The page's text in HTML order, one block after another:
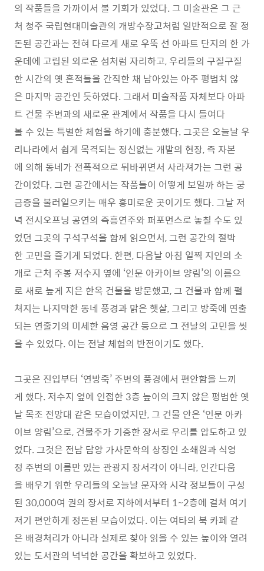
의 작품들을 가까이서 볼 기회가 있었다. 그 미술관은 그 근
처 청주 국립현대미술관의 개방수장고처럼 일반적으로 잘 정
돈된 공간과는 전혀 다르게 새로 우뚝 선 아파트 단지의 한 가
운데에 고립된 외로운 섬처럼 자리하고, 우리들의 구질구질
한 시간의 옛 흔적들을 간직한 채 남아있는 아주 평범치 않
은 마지막 공간인 듯하였다. 그래서 미술작품 자체보다 아파
트 건물 주변과의 새로운 관계에서 작품을 다시 들여다
볼 수 있는 특별한 체험을 하기에 충분했다. 그곳은 오늘날 우
리나라에서 쉽게 목격되는 정신없는 개발의 현장, 즉 자본
에 의해 동네가 전폭적으로 뒤바뀌면서 사라져가는 그런 공
간이었다. 그런 공간에서는 작품들이 어떻게 보일까 하는 궁
금증을 불러일으키는 매우 흥미로운 곳이기도 했다. 그날 저
녁 전시오프닝 공연의 즉흥연주와 퍼포먼스로 놓칠 수도 있
었던 그곳의 구석구석을 함께 읽으면서, 그런 공간의 절박
한 고민을 즐기게 되었다. 한편, 다음날 아침 일찍 지인의 소
개로 근처 주봉 저수지 옆에 ‘인문 아카이브 양림’의 이름으
로 새로 높게 지은 한옥 건물을 방문했고, 그 건물과 함께 펼
쳐지는 나지막한 동네 풍경과 맑은 햇살, 그리고 방죽에 연출
되는 연줄기의 미세한 음영 공간 등으로 그 전날의 고민을 씻
을 수 있었다. 이는 전날 체험의 반전이기도 했다.
그곳은 진입부터 ‘연방죽’ 주변의 풍경에서 편안함을 느끼
게 했다. 저수지 옆에 인접한 3층 높이의 크지 않은 평범한 옛
날 목조 전망대 같은 모습이었지만, 그 건물 안은 ‘인문 아카
이브 양림’으로, 건물주가 기증한 장서로 우리를 압도하고 있
었다. 그것은 전남 담양 가사문학의 상징인 소쇄원과 식영
정 주변의 이름만 있는 관광지 장서각이 아니라, 인간다움
을 배우기 위한 우리들의 오늘날 문자와 시각 정보들이 구성
된 30,000여 권의 장서로 지하에서부터 1~2층에 걸쳐 여기
저기 편안하게 정돈된 모습이었다. 이는 여타의 북 카페 같
은 배경처리가 아니라 실제로 찾아 읽을 수 있는 높이와 열려
있는 도서관의 넉넉한 공간을 확보하고 있었다.